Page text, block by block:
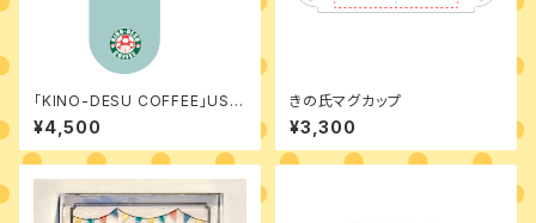
「KINO-DESU COFFEE」USB
ファン
¥4,500
きの氏マグカップ
¥3,300